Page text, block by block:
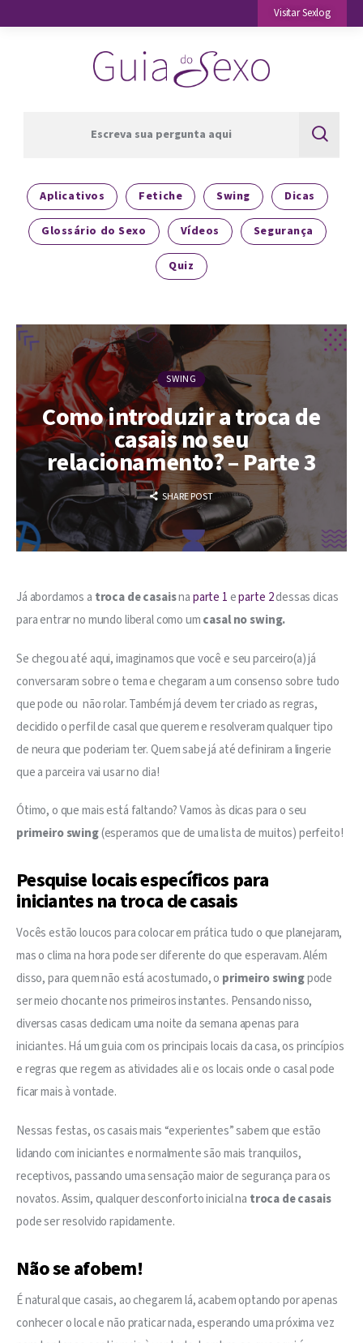
Visitar Sexlog
Aplicativos Fetiche Swing Dicas
Glossário do Sexo Vídeos Segurança
Quiz
Swing
Dicas
Glossário do Sexo
Vídeos
Segurança
Quiz
SWING
Como introduzir a troca de
casais no seu
relacionamento? – Parte 3
SHARE POST
Já abordamos a troca de casais na parte 1 e parte 2 dessas dicas
para entrar no mundo liberal como um casal no swing.
Se chegou até aqui, imaginamos que você e seu parceiro(a) já
conversaram sobre o tema e chegaram a um consenso sobre tudo
que pode ou  não rolar. Também já devem ter criado as regras,
decidido o perfil de casal que querem e resolveram qualquer tipo
de neura que poderiam ter. Quem sabe já até definiram a lingerie
que a parceira vai usar no dia!
Ótimo, o que mais está faltando? Vamos às dicas para o seu
primeiro swing (esperamos que de uma lista de muitos) perfeito!
Pesquise locais específicos para
iniciantes na troca de casais
Vocês estão loucos para colocar em prática tudo o que planejaram,
mas o clima na hora pode ser diferente do que esperavam. Além
disso, para quem não está acostumado, o primeiro swing pode
ser meio chocante nos primeiros instantes. Pensando nisso,
diversas casas dedicam uma noite da semana apenas para
iniciantes. Há um guia com os principais locais da casa, os princípios
e regras que regem as atividades ali e os locais onde o casal pode
ficar mais à vontade.
Nessas festas, os casais mais “experientes” sabem que estão
lidando com iniciantes e normalmente são mais tranquilos,
receptivos, passando uma sensação maior de segurança para os
novatos. Assim, qualquer desconforto inicial na troca de casais
pode ser resolvido rapidamente.
Não se afobem!
É natural que casais, ao chegarem lá, acabem optando por apenas
conhecer o local e não praticar nada, esperando uma próxima vez